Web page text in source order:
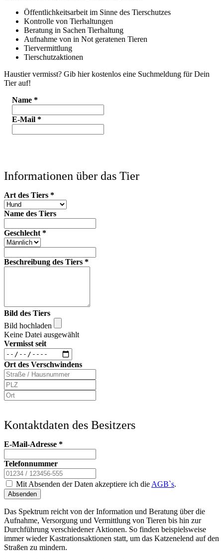
Öffentlichkeitsarbeit im Sinne des Tierschutzes
Kontrolle von Tierhaltungen
Beratung in Sachen Tierhaltung
Aufnahme von in Not geratenen Tieren
Tiervermittlung
Tierschutzaktionen
Haustier vermisst? Gib hier kostenlos eine Suchmeldung für Dein
Tier auf!
Name *
E-Mail *
Informationen über das Tier
Art des Tiers *
Name des Tiers
Geschlecht *
Beschreibung des Tiers *
Bild des Tiers
Bild hochladen
Keine Datei ausgewählt
Vermisst seit
Ort des Verschwindens
Kontaktdaten des Besitzers
E-Mail-Adresse *
Telefonnummer
Mit Absenden der Daten akzeptiere ich die AGB`s.
Absenden
Das Spektrum reicht von der Information und Beratung über die
Aufnahme, Versorgung und Vermittlung von Tieren bis hin zur
Durchführung verschiedener Aktionen. So finden beispielsweise
immer wieder Kastrationsaktionen statt, um das Katzenelend auf den
Straßen zu mindern.